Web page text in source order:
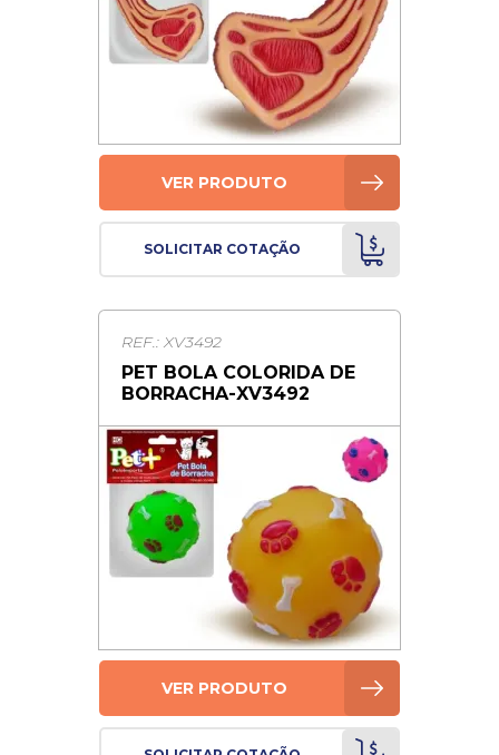
VER PRODUTO
SOLICITAR COTAÇÃO
REF.: XV3492
PET BOLA COLORIDA DE
BORRACHA-XV3492
VER PRODUTO